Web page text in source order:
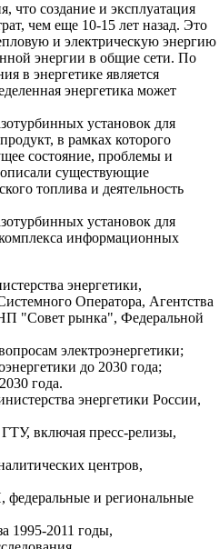
что создание и эксплуатация
чем еще 10-15 лет назад. Это
и электрическую энергию
энергии в общие сети. По
в энергетике является
энергетика может
установок для
в рамках которого
состояние, проблемы и
существующие
топлива и деятельность
установок для
информационных
энергетики,
Оператора, Агентства
"Совет рынка", Федеральной
электроэнергетики;
до 2030 года;
года.
энергетики России,
включая пресс-релизы,
центров,
и региональные
1995-2011 годы,